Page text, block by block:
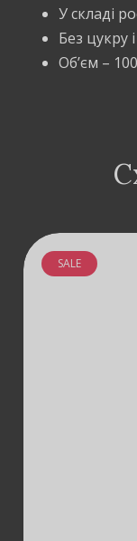
У складі
Без цукру
Об’єм –
SALE